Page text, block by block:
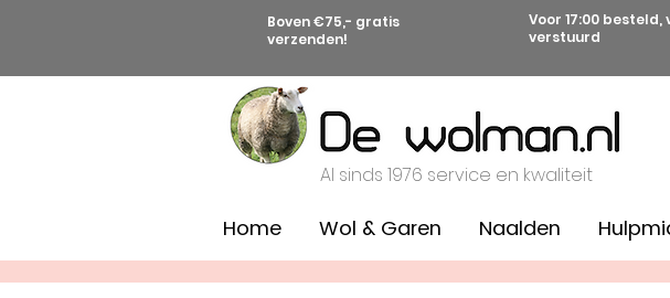
Boven €75,- gratis
verzenden!
Voor 17:00 besteld,
verstuurd
Al sinds 1976 service en kwaliteit
Home Wol & Garen Naalden